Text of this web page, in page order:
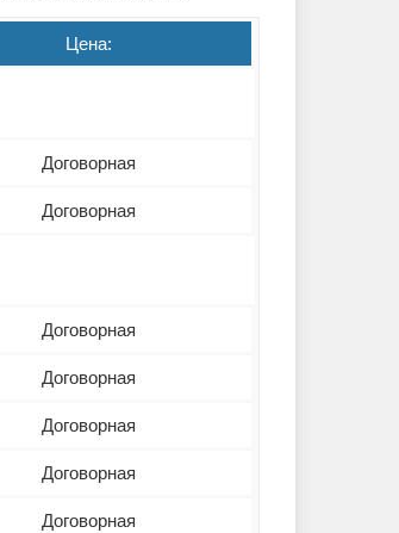
Цена:
Договорная
Договорная
Договорная
Договорная
Договорная
Договорная
Договорная